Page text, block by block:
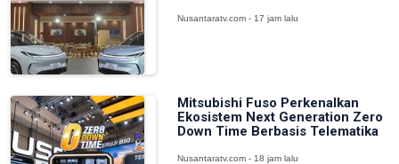
Nusantaratv.com - 17 jam lalu
Mitsubishi Fuso Perkenalkan
Ekosistem Next Generation Zero
Down Time Berbasis Telematika
Nusantaratv.com - 18 jam lalu